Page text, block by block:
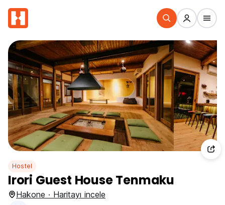
Hostel
Irori Guest House Tenmaku
Hakone · Haritayı incele